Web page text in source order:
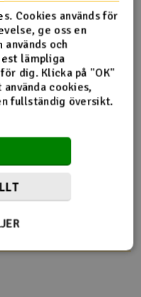
tillbehör
också
Cookies används för
ge oss en
och
lämpliga
dig. Klicka på "OK"
cookies,
fullständig översikt.